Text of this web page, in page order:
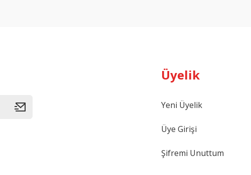
Üyelik
Yeni Üyelik
Üye Girişi
Şifremi Unuttum